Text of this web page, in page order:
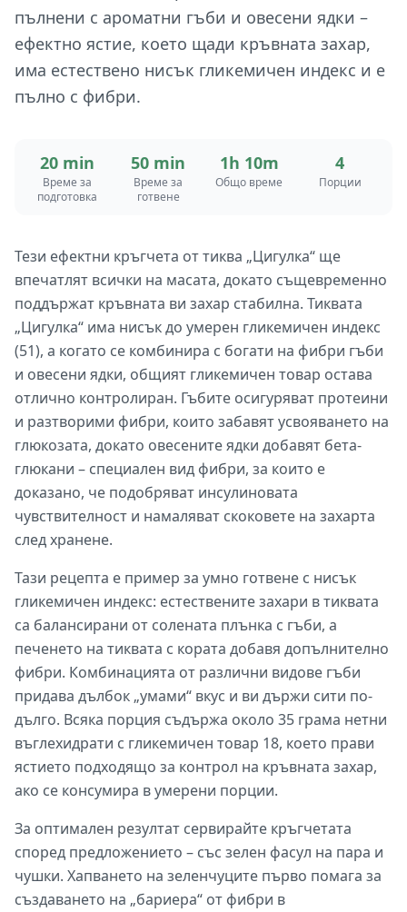
пълнени с ароматни гъби и овесени ядки –
ефектно ястие, което щади кръвната захар,
има естествено нисък гликемичен индекс и е
пълно с фибри.
20 min
Време за
подготовка
50 min
Време за
готвене
1h 10m
Общо време
4
Порции
Тези ефектни кръгчета от тиква „Цигулка“ ще
впечатлят всички на масата, докато същевременно
поддържат кръвната ви захар стабилна. Тиквата
„Цигулка“ има нисък до умерен гликемичен индекс
(51), а когато се комбинира с богати на фибри гъби
и овесени ядки, общият гликемичен товар остава
отлично контролиран. Гъбите осигуряват протеини
и разтворими фибри, които забавят усвояването на
глюкозата, докато овесените ядки добавят бета-
глюкани – специален вид фибри, за които е
доказано, че подобряват инсулиновата
чувствителност и намаляват скоковете на захарта
след хранене.
Тази рецепта е пример за умно готвене с нисък
гликемичен индекс: естествените захари в тиквата
са балансирани от солената плънка с гъби, а
печенето на тиквата с кората добавя допълнително
фибри. Комбинацията от различни видове гъби
придава дълбок „умами“ вкус и ви държи сити по-
дълго. Всяка порция съдържа около 35 грама нетни
въглехидрати с гликемичен товар 18, което прави
ястието подходящо за контрол на кръвната захар,
ако се консумира в умерени порции.
За оптимален резултат сервирайте кръгчетата
според предложението – със зелен фасул на пара и
чушки. Хапването на зеленчуците първо помага за
създаването на „бариера“ от фибри в